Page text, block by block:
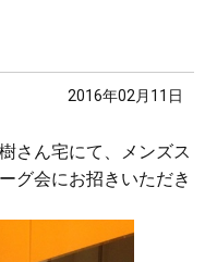
2016年02月11日
さん宅にて、メンズス
グ会にお招きいただき